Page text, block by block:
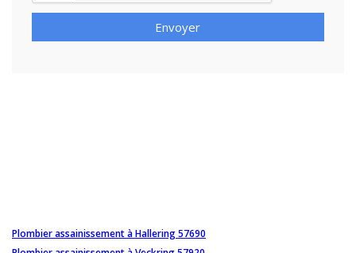
Envoyer
Plombier assainissement à Hallering 57690